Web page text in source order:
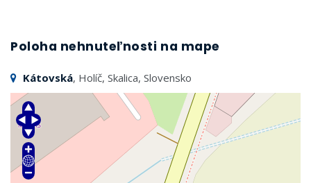
Poloha nehnuteľnosti na mape
Kátovská, Holíč, Skalica, Slovensko